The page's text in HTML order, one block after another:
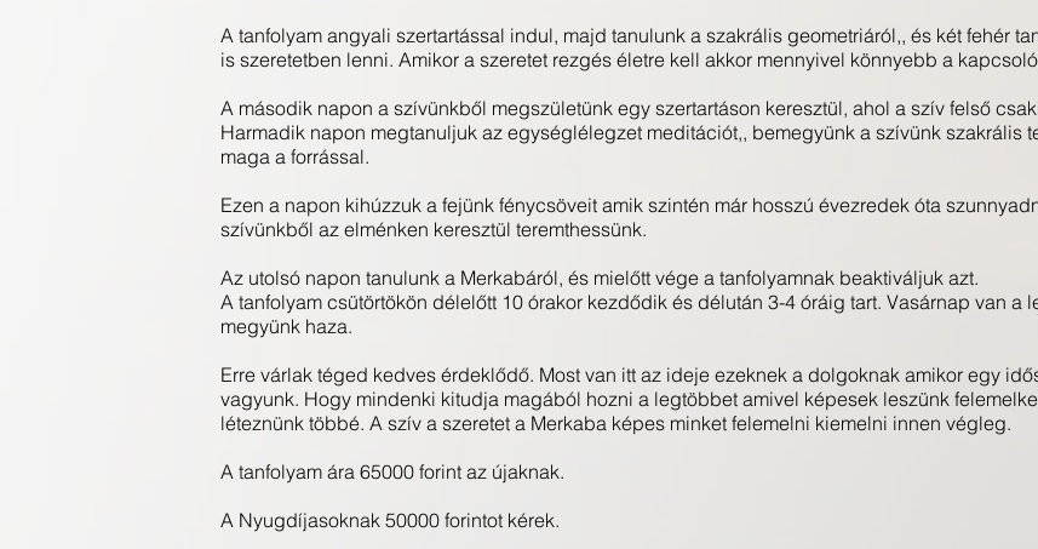
A tanfolyam angyali szertartással indul, majd tanulunk a szakrális geometriáról,, és két fehér
is szeretetben lenni. Amikor a szeretet rezgés életre kell akkor mennyivel könnyebb a
A második napon a szívünkből megszületünk egy szertartáson keresztül, ahol a szív felső
Harmadik napon megtanuljuk az egységlélegzet meditációt,, bemegyünk a szívünk szakrális
maga a forrással.
Ezen a napon kihúzzuk a fejünk fénycsöveit amik szintén már hosszú évezredek óta
szívünkből az elménken keresztül teremthessünk.
Az utolsó napon tanulunk a Merkabáról, és mielőtt vége a tanfolyamnak beaktiváljuk azt.
A tanfolyam csütörtökön délelőtt 10 órakor kezdődik és délután 3-4 óráig tart. Vasárnap van
megyünk haza.
Erre várlak téged kedves érdeklődő. Most van itt az ideje ezeknek a dolgoknak amikor egy
vagyunk. Hogy mindenki kitudja magából hozni a legtöbbet amivel képesek leszünk
léteznünk többé. A szív a szeretet a Merkaba képes minket felemelni kiemelni innen végleg.
A tanfolyam ára 65000 forint az újaknak.
A Nyugdíjasoknak 50000 forintot kérek.